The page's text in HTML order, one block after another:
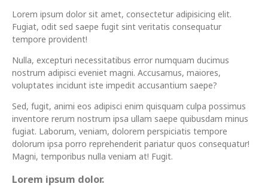
Lorem ipsum dolor sit amet, consectetur adipisicing elit.
Fugiat, odit sed saepe fugit sint veritatis consequatur
tempore provident!
Nulla, excepturi necessitatibus error numquam ducimus
nostrum adipisci eveniet magni. Accusamus, maiores,
voluptates incidunt iste impedit accusantium saepe?
Sed, fugit, animi eos adipisci enim quisquam culpa possimus
inventore rerum nostrum ipsa ullam saepe quibusdam minus
fugiat. Laborum, veniam, dolorem perspiciatis tempore
dolorum ipsa porro reprehenderit pariatur quos consequatur!
Magni, temporibus nulla veniam at! Fugit.
Lorem ipsum dolor.